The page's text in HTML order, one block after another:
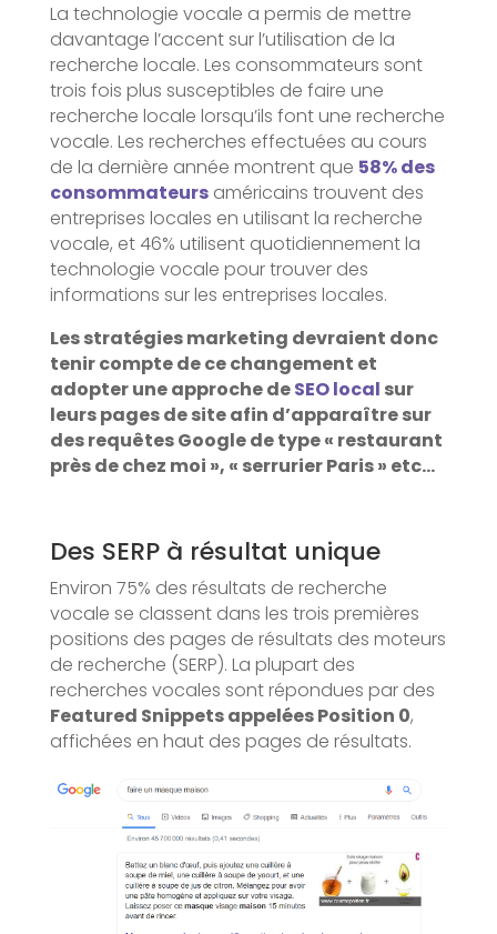
La technologie vocale a permis de mettre
davantage l’accent sur l’utilisation de la
recherche locale. Les consommateurs sont
trois fois plus susceptibles de faire une
recherche locale lorsqu’ils font une recherche
vocale. Les recherches effectuées au cours
de la dernière année montrent que 58% des
consommateursaméricains trouvent des
entreprises locales en utilisant la recherche
vocale, et 46% utilisent quotidiennement la
technologie vocale pour trouver des
informations sur les entreprises locales.
Les stratégies marketing devraient donc
tenir compte de ce changement et
adopter une approche deSEO local sur
leurs pages de site afin d’apparaître sur
des requêtes Google de type « restaurant
près de chez moi », « serrurier Paris » etc…
Des SERP à résultat unique
Environ 75% des résultats de recherche
vocale se classent dans les trois premières
positions des pages de résultats des moteurs
de recherche (SERP). La plupart des
recherches vocales sont répondues par des
Featured Snippets appelées Position 0,
affichées en haut des pages de résultats.